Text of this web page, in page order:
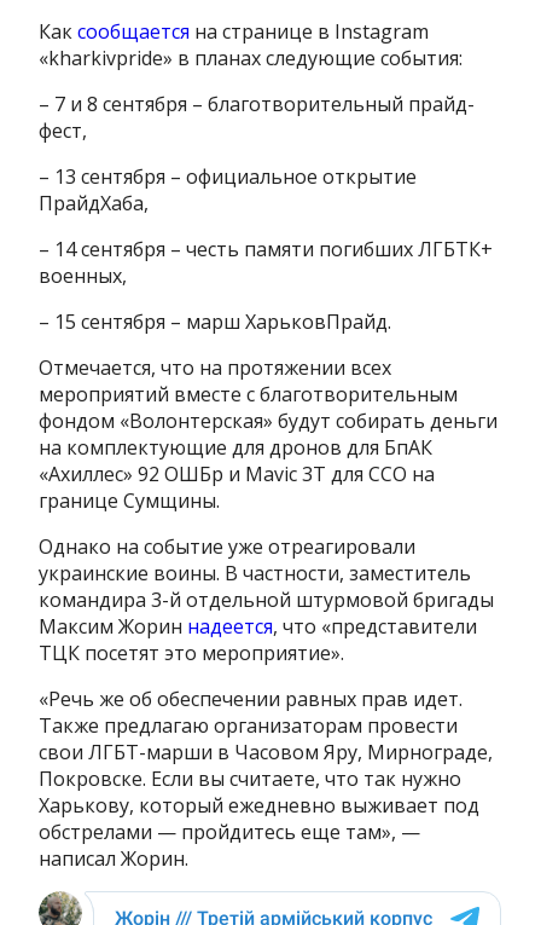
Каксообщается на странице в Instagram
«kharkivpride» в планах следующие события:
– 7 и 8 сентября – благотворительный прайд-
фест,
– 13 сентября – официальное открытие
ПрайдХаба,
– 14 сентября – честь памяти погибших ЛГБТК+
военных,
– 15 сентября – марш ХарьковПрайд.
Отмечается, что на протяжении всех
мероприятий вместе с благотворительным
фондом «Волонтерская» будут собирать деньги
на комплектующие для дронов для БпАК
«Ахиллес» 92 ОШБр и Mavic 3T для ССО на
границе Сумщины.
Однако на событие уже отреагировали
украинские воины. В частности, заместитель
командира 3-й отдельной штурмовой бригады
Максим Жорин надеется, что «представители
ТЦК посетят это мероприятие».
«Речь же об обеспечении равных прав идет.
Также предлагаю организаторам провести
свои ЛГБТ-марши в Часовом Яру, Мирнограде,
Покровске. Если вы считаете, что так нужно
Харькову, который ежедневно выживает под
обстрелами — пройдитесь еще там», —
написал Жорин.